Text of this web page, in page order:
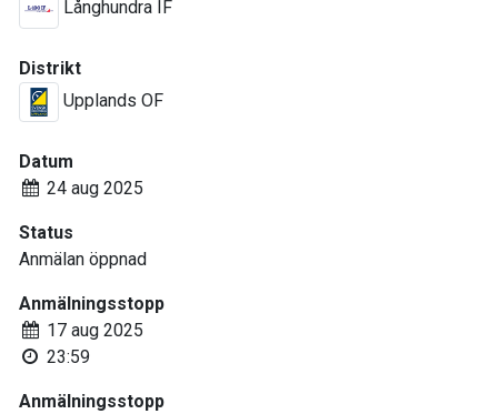
Långhundra IF
Distrikt
Upplands OF
Datum
24 aug 2025
Status
Anmälan öppnad
Anmälningsstopp
17 aug 2025
23:59
Anmälningsstopp